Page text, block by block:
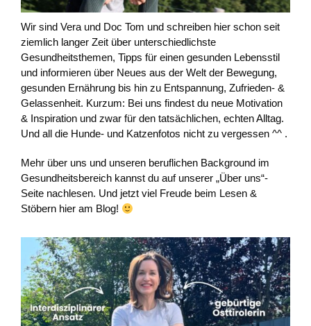
Wir sind Vera und Doc Tom und schreiben hier schon seit
ziemlich langer Zeit über unterschiedlichste
Gesundheitsthemen, Tipps für einen gesunden Lebensstil
und informieren über Neues aus der Welt der Bewegung,
gesunden Ernährung bis hin zu Entspannung, Zufrieden- &
Gelassenheit. Kurzum: Bei uns findest du neue Motivation
& Inspiration und zwar für den tatsächlichen, echten Alltag.
Und all die Hunde- und Katzenfotos nicht zu vergessen ^^ .
Mehr über uns und unseren beruflichen Background im
Gesundheitsbereich kannst du auf unserer „Über uns“-
Seite nachlesen. Und jetzt viel Freude beim Lesen &
Stöbern hier am Blog!